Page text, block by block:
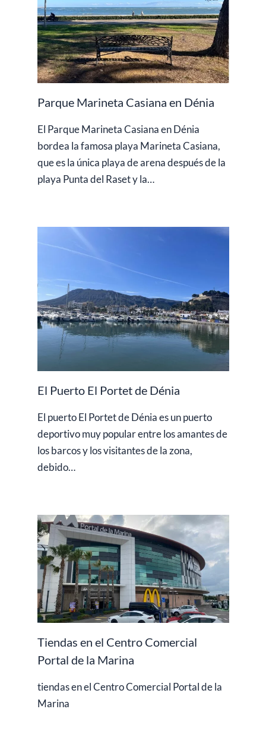
Parque Marineta Casiana en Dénia
El Parque Marineta Casiana en Dénia
bordea la famosa playa Marineta Casiana,
que es la única playa de arena después de la
playa Punta del Raset y la…
El Puerto El Portet de Dénia
El puerto El Portet de Dénia es un puerto
deportivo muy popular entre los amantes de
los barcos y los visitantes de la zona,
debido…
Tiendas en el Centro Comercial
Portal de la Marina
tiendas en el Centro Comercial Portal de la
Marina